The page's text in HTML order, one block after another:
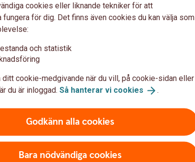
2024)
Compliance officer i AIFM
för uppföljning och hantering av
cookies eller liknande tekniker för att
för dig. Det finns även cookies du kan välja som
och statistik
ditt cookie-medgivande när du vill, på cookie-sidan eller
du är inloggad. Så hanterar vi cookies .
Godkänn alla cookies
Bara nödvändiga cookies